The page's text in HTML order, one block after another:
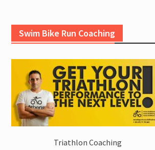
Swim Bike Run Coaching
Triathlon Coaching